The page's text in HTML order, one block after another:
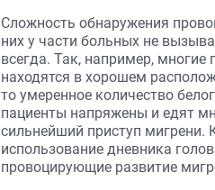
Сложность обнаружения
них у части больных не
всегда. Так, например,
находятся в хорошем
то умеренное количество
пациенты напряжены и едят
сильнейший приступ мигрени.
использование дневника
провоцирующие развитие